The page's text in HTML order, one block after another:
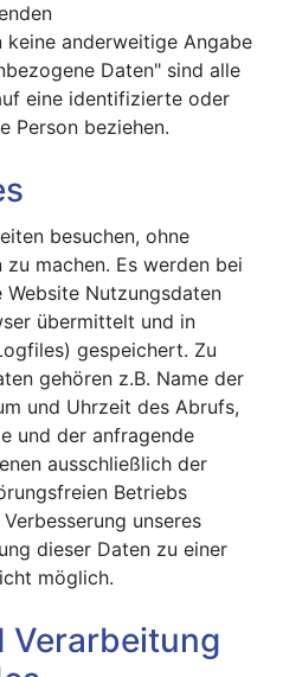
anderweitige Angabe
Daten" sind alle
eine identifizierte oder
Person beziehen.
besuchen, ohne
machen. Es werden bei
Nutzungsdaten
übermittelt und in
gespeichert. Zu
gehören z.B. Name der
und Uhrzeit des Abrufs,
und der anfragende
ausschließlich der
Betriebs
unseres
dieser Daten zu einer
möglich.
Verarbeitung